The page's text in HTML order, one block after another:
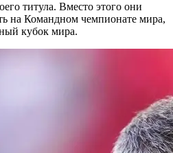
титула. Вместо этого они
на Командном чемпионате мира,
кубок мира.